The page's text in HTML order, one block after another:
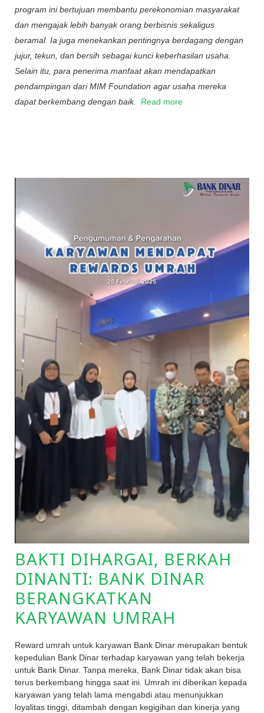
program ini bertujuan membantu perekonomian masyarakat
dan mengajak lebih banyak orang berbisnis sekaligus
beramal. Ia juga menekankan pentingnya berdagang dengan
jujur, tekun, dan bersih sebagai kunci keberhasilan usaha.
Selain itu, para penerima manfaat akan mendapatkan
pendampingan dariMIM Foundation agar usaha mereka
dapat berkembang dengan baik. Read more
BAKTI DIHARGAI, BERKAH
DINANTI: BANK DINAR
BERANGKATKAN
KARYAWAN UMRAH
Reward umrah untuk karyawan Bank Dinar merupakan bentuk
kepedulian Bank Dinar terhadap karyawan yang telah bekerja
untuk Bank Dinar. Tanpa mereka, Bank Dinar tidak akan bisa
terus berkembang hingga saat ini. Umrah ini diberikan kepada
karyawan yang telah lama mengabdi atau menunjukkan
loyalitas tinggi, ditambah dengan kegigihan dan kinerja yang